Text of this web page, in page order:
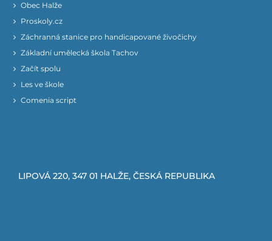
Obec Halže
Proskoly.cz
Záchranná stanice pro handicapované živočichy
Základní umělecká škola Tachov
Začít spolu
Les ve škole
Comenia script
LIPOVÁ 220, 347 01 HALŽE, ČESKÁ REPUBLIKA